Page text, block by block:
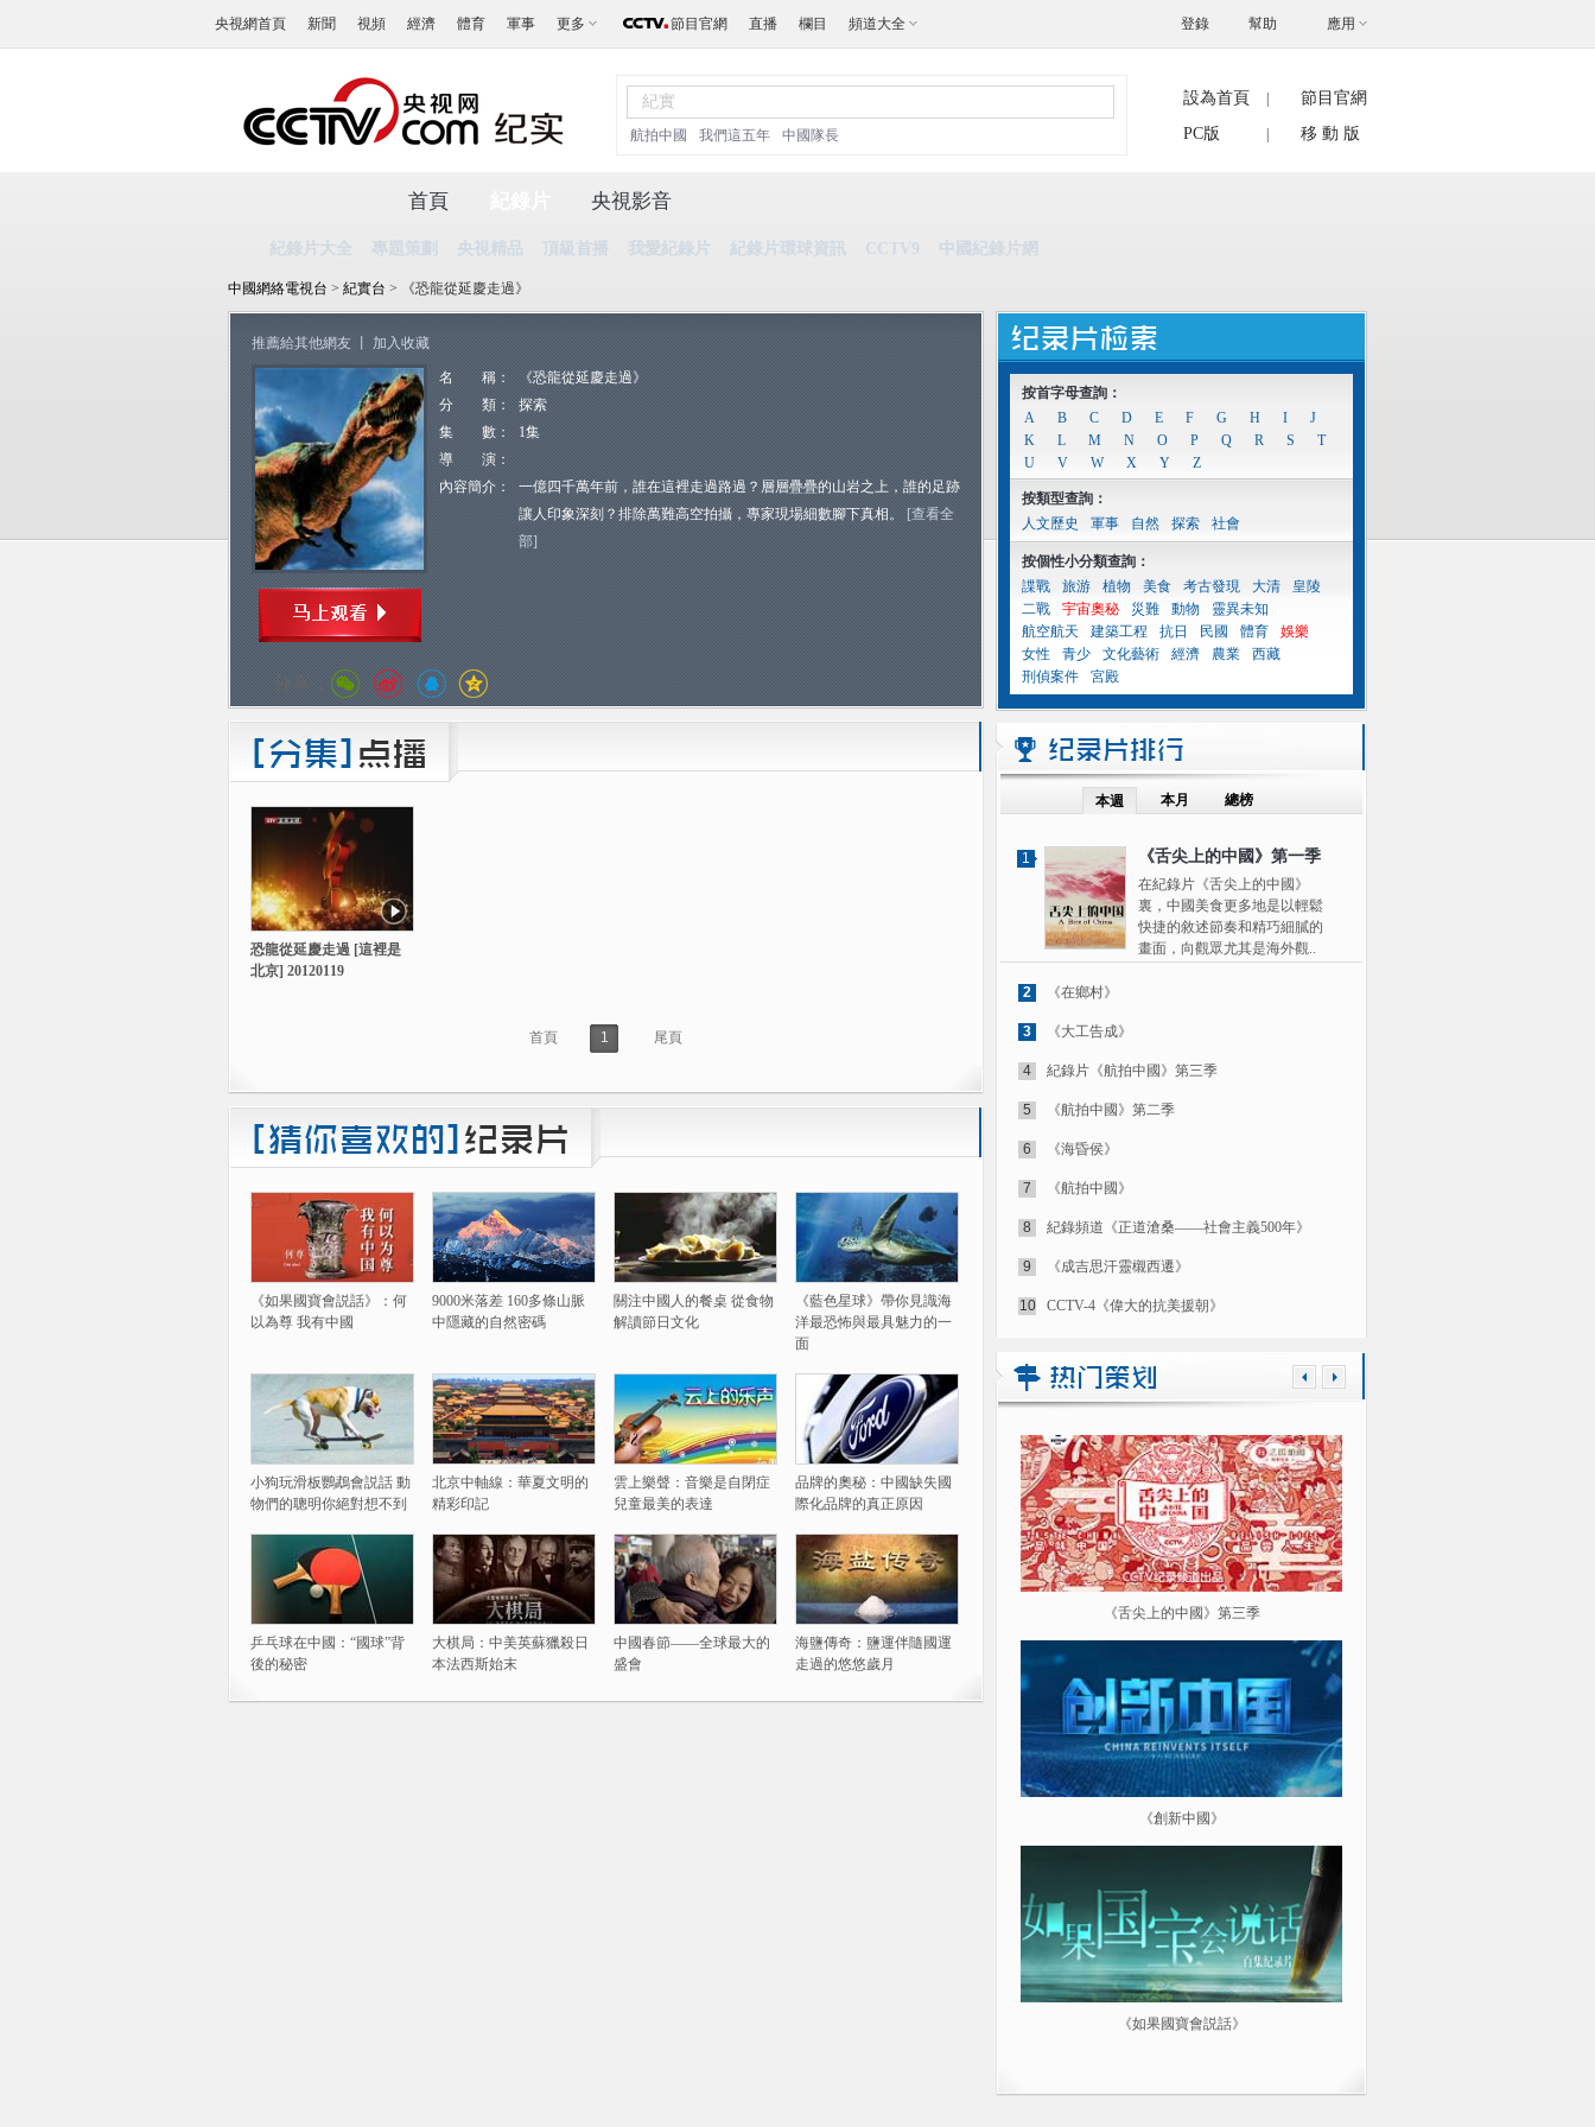
央視網首頁 新聞 視頻 經濟 體育 軍事 更多 節目官網 直播 欄目 頻道大全 幫助 應用
登錄
航拍中國 我們這五年 中國隊長
設為首頁
節目官網
PC版
移 動 版
首頁
紀錄片大全 專題策劃 央視精品 頂級首播 我愛紀錄片 紀錄片環球資訊 CCTV9 中國紀錄片網
央視影音
中國網絡電視台 > 紀實台 > 《恐龍從延慶走過》
推薦給其他網友 加入收藏
名 稱：
《恐龍從延慶走過》
分 類：
探索
集 數：
1集
導 演：
內容簡介：
一億四千萬年前，誰在這裡走過路過？層層疊疊的山岩之上，誰的足跡
讓人印象深刻？排除萬難高空拍攝，專家現場細數腳下真相。
[查看全
部]
分享：
恐龍從延慶走過 [這裡是
北京] 20120119
首頁 1 尾頁
《如果國寶會説話》：何
以為尊 我有中國
9000米落差 160多條山脈
中隱藏的自然密碼
關注中國人的餐桌 從食物
解讀節日文化
《藍色星球》帶你見識海
洋最恐怖與最具魅力的一
面
小狗玩滑板鸚鵡會説話 動
物們的聰明你絕對想不到
北京中軸線：華夏文明的
精彩印記
雲上樂聲：音樂是自閉症
兒童最美的表達
品牌的奧秘：中國缺失國
際化品牌的真正原因
乒乓球在中國：“國球”背
後的秘密
大棋局：中美英蘇獵殺日
本法西斯始末
中國春節——全球最大的
盛會
海鹽傳奇：鹽運伴隨國運
走過的悠悠歲月
按首字母查詢：
A
B C D E F G H I
J
K
L M N O P Q R S
T
U
V W X Y Z
按類型查詢：
人文歷史
軍事 自然 探索 社會
按個性小分類查詢：
諜戰
旅游 植物 美食 考古發現 大清
皇陵
二戰
宇宙奧秘 災難 動物
靈異未知
航空航天
建築工程 抗日 民國 體育
娛樂
女性
青少 文化藝術 經濟 農業
西藏
刑偵案件
宮殿
本週 本月 總榜
1 《舌尖上的中國》第一季
在紀錄片《舌尖上的中國》
裏，中國美食更多地是以輕鬆
快捷的敘述節奏和精巧細膩的
畫面，向觀眾尤其是海外觀..
2 《在鄉村》
3 《大工告成》
4 紀錄片《航拍中國》第三季
5 《航拍中國》第二季
6 《海昏侯》
7 《航拍中國》
8 紀錄頻道《正道滄桑——社會主義500年》
9 《成吉思汗靈櫬西遷》
10 CCTV-4《偉大的抗美援朝》
《舌尖上的中國》第三季
《創新中國》
《如果國寶會説話》